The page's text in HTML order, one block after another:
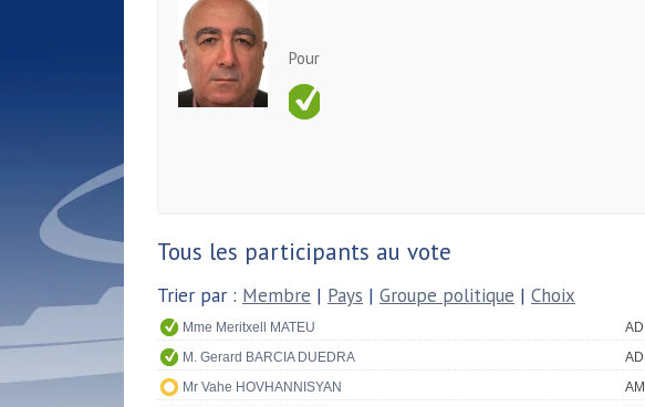
Pour
Tous les participants au vote
Trier par : Membre | Pays | Groupe politique | Choix
Mme Meritxell MATEU AD
M. Gerard BARCIA DUEDRA
AD
Mr Vahe HOVHANNISYAN
AM